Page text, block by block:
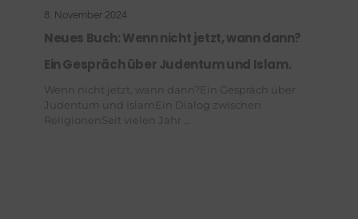
8. November 2024
Neues Buch: Wenn nicht jetzt, wann dann?
Ein Gespräch über Judentum und Islam.
Wenn nicht jetzt, wann dann?Ein Gespräch über
Judentum und IslamEin Dialog zwischen
ReligionenSeit vielen Jahr ...